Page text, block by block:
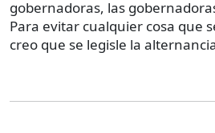
gobernadoras, las
Para evitar cualquier cosa que
creo que se legisle la